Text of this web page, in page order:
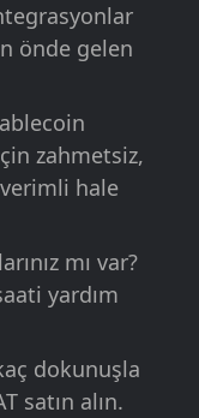
önde gelen
zahmetsiz,
hale
mı var?
yardım
dokunuşla
satın alın.